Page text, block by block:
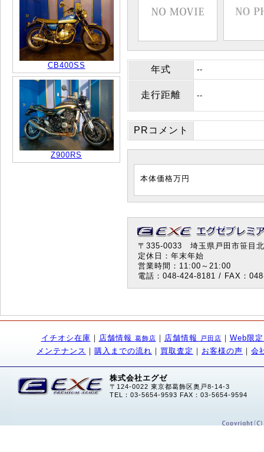
CB400SS
Z900RS
年式 --
走行距離 --
PRコメント
本体価格万円
〒335-0033 埼玉県戸田市笹目
定休日：年末年始
営業時間：11:00～21:00
電話：048-424-8181 / FAX：
イチオシ在庫 ｜ 店舗情報 葛飾店 ｜ 店舗情報 戸田店 ｜ Web限
メンテナンス ｜ 購入までの流れ ｜ 買取査定 ｜ お客様の声 ｜ 会
株式会社エグゼ
〒124-0022 東京都葛飾区奥戸8-14-3
TEL：03-5654-9593 FAX：03-5654-9594